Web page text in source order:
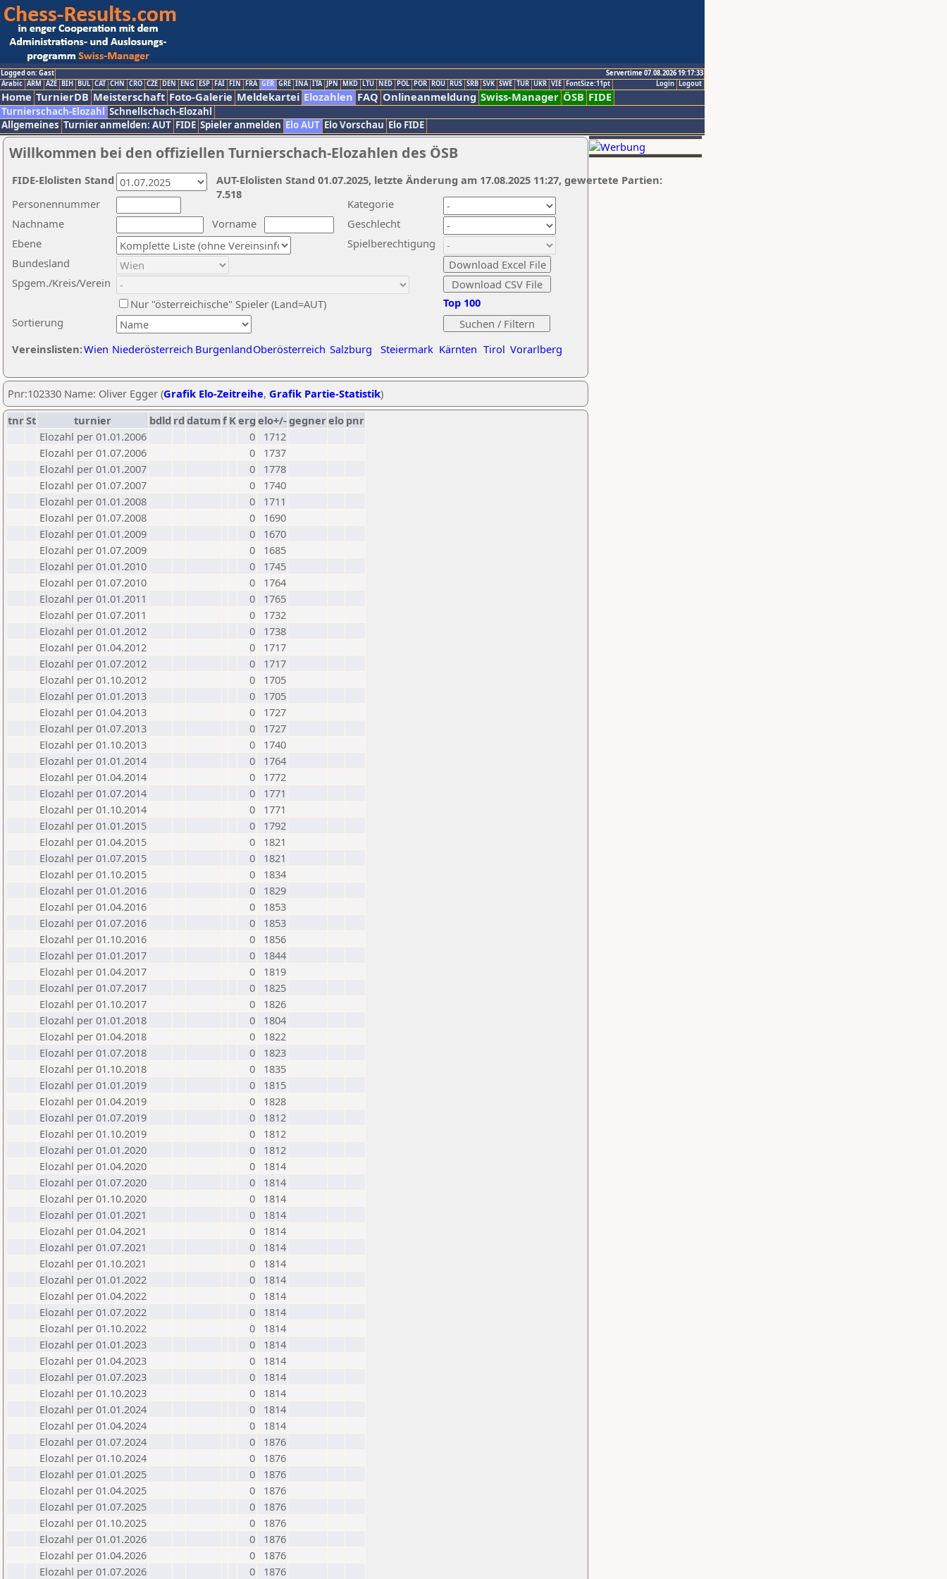
Logged on: Gast
Servertime 07.08.2026 19:17:33
Logout
Login
Arabic ARM AZE BIH BUL CAT CHN CRO CZE DEN ENG ESP FAI FIN FRA GER GRE INA ITA JPN MKD LTU NED POL POR ROU RUS SRB SVK SWE TUR UKR VIE FontSize:11pt
Home TurnierDB Meisterschaft Foto-Galerie Meldekartei Elozahlen FAQ Onlineanmeldung Swiss-Manager ÖSB FIDE
Turnierschach-Elozahl Schnellschach-Elozahl
Allgemeines Turnier anmelden: AUT FIDE Spieler anmelden Elo AUT Elo Vorschau Elo FIDE
Willkommen bei den offiziellen Turnierschach-Elozahlen des ÖSB
Nachname
Vorname
Ebene
Kategorie
Sortierung
Personennummer
Bundesland
Spgem./Kreis/Verein
Geschlecht
Nur "österreichische" Spieler (Land=AUT)
Spielberechtigung
Vereinslisten:Wien Niederösterreich BurgenlandOberösterreich Salzburg Steiermark Kärnten Tirol Vorarlberg
Top 100
AUT-Elolisten Stand 01.07.2025, letzte Änderung am 17.08.2025 11:27, gewertete Partien:
7.518
FIDE-Elolisten Stand
Pnr:102330 Name: Oliver Egger (Grafik Elo-Zeitreihe, Grafik Partie-Statistik)
tnrSt turnier bdld rd datumf Kerg elo+/-gegnerelo pnr
Elozahl per 01.01.2006
0
1712
Elozahl per 01.07.2006
0
1737
Elozahl per 01.01.2007
0
1778
Elozahl per 01.07.2007
0
1740
Elozahl per 01.01.2008
0
1711
Elozahl per 01.07.2008
0
1690
Elozahl per 01.01.2009
0
1670
Elozahl per 01.07.2009
0
1685
Elozahl per 01.01.2010
0
1745
Elozahl per 01.07.2010
0
1764
Elozahl per 01.01.2011
0
1765
Elozahl per 01.07.2011
0
1732
Elozahl per 01.01.2012
0
1738
Elozahl per 01.04.2012
0
1717
Elozahl per 01.07.2012
0
1717
Elozahl per 01.10.2012
0
1705
Elozahl per 01.01.2013
0
1705
Elozahl per 01.04.2013
0
1727
Elozahl per 01.07.2013
0
1727
Elozahl per 01.10.2013
0
1740
Elozahl per 01.01.2014
0
1764
Elozahl per 01.04.2014
0
1772
Elozahl per 01.07.2014
0
1771
Elozahl per 01.10.2014
0
1771
Elozahl per 01.01.2015
0
1792
Elozahl per 01.04.2015
0
1821
Elozahl per 01.07.2015
0
1821
Elozahl per 01.10.2015
0
1834
Elozahl per 01.01.2016
0
1829
Elozahl per 01.04.2016
0
1853
Elozahl per 01.07.2016
0
1853
Elozahl per 01.10.2016
0
1856
Elozahl per 01.01.2017
0
1844
Elozahl per 01.04.2017
0
1819
Elozahl per 01.07.2017
0
1825
Elozahl per 01.10.2017
0
1826
Elozahl per 01.01.2018
0
1804
Elozahl per 01.04.2018
0
1822
Elozahl per 01.07.2018
0
1823
Elozahl per 01.10.2018
0
1835
Elozahl per 01.01.2019
0
1815
Elozahl per 01.04.2019
0
1828
Elozahl per 01.07.2019
0
1812
Elozahl per 01.10.2019
0
1812
Elozahl per 01.01.2020
0
1812
Elozahl per 01.04.2020
0
1814
Elozahl per 01.07.2020
0
1814
Elozahl per 01.10.2020
0
1814
Elozahl per 01.01.2021
0
1814
Elozahl per 01.04.2021
0
1814
Elozahl per 01.07.2021
0
1814
Elozahl per 01.10.2021
0
1814
Elozahl per 01.01.2022
0
1814
Elozahl per 01.04.2022
0
1814
Elozahl per 01.07.2022
0
1814
Elozahl per 01.10.2022
0
1814
Elozahl per 01.01.2023
0
1814
Elozahl per 01.04.2023
0
1814
Elozahl per 01.07.2023
0
1814
Elozahl per 01.10.2023
0
1814
Elozahl per 01.01.2024
0
1814
Elozahl per 01.04.2024
0
1814
Elozahl per 01.07.2024
0
1876
Elozahl per 01.10.2024
0
1876
Elozahl per 01.01.2025
0
1876
Elozahl per 01.04.2025
0
1876
Elozahl per 01.07.2025
0
1876
Elozahl per 01.10.2025
0
1876
Elozahl per 01.01.2026
0
1876
Elozahl per 01.04.2026
0
1876
Elozahl per 01.07.2026
0 1876